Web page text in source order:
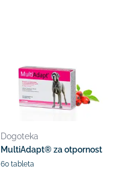
Dogoteka
MultiAdapt® za otpornost
60 tableta